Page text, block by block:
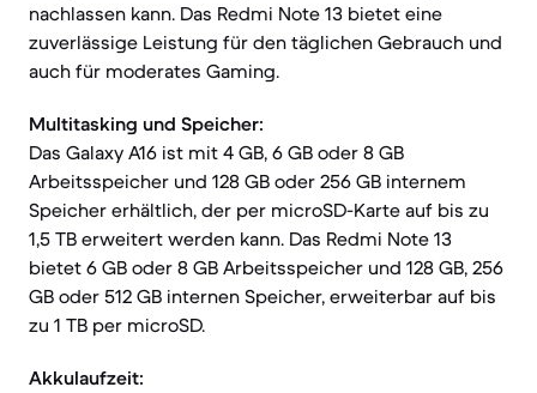
nachlassen kann. Das Redmi Note 13 bietet eine
zuverlässige Leistung für den täglichen Gebrauch und
auch für moderates Gaming.
Multitasking und Speicher:
Das Galaxy A16 ist mit 4 GB, 6 GB oder 8 GB
Arbeitsspeicher und 128 GB oder 256 GB internem
Speicher erhältlich, der per microSD-Karte auf bis zu
1,5 TB erweitert werden kann. Das Redmi Note 13
bietet 6 GB oder 8 GB Arbeitsspeicher und 128 GB, 256
GB oder 512 GB internen Speicher, erweiterbar auf bis
zu 1 TB per microSD.
Akkulaufzeit: